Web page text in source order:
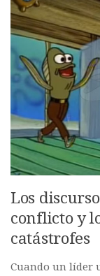
Los
conflicto y
catástrofes
Cuando un líder